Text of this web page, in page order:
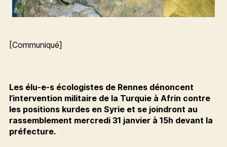
[Communiqué]
Les élu-e-s écologistes de Rennes dénoncent
l’intervention militaire de la Turquie à Afrin contre
les positions kurdes en Syrie et se joindront au
rassemblement mercredi 31 janvier à 15h devant la
préfecture.